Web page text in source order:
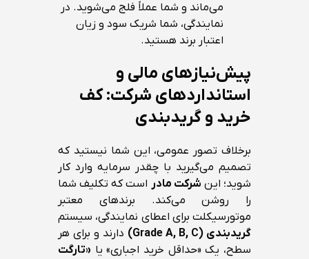
می‌ماند و شما عملاً فلج می‌شوید. در
نمایندگی، شما شریک سود و زیان
اعتبار برند هستید.
پیش‌نیازهای مالی و
استانداردهای شرکت: کف
خرید و گریدبندی
برخلاف تصور عمومی، این شما نیستید که
تصمیم می‌گیرید با چقدر سرمایه وارد کار
شوید؛ این شرکت مادر است که تکلیف شما
را روشن می‌کند. برندهای معتبر
موتورسیکلت برای اعطای نمایندگی، سیستم
گریدبندی (Grade A, B, C)
دارند و برای هر
سطح، یک «حداقل خرید اجباری» یا «تارگت